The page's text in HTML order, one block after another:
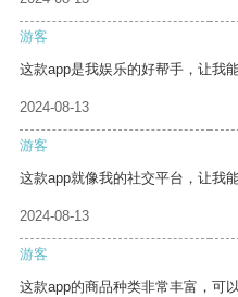
游客
这款app是我娱乐的好帮手，让我
2024-08-13
游客
这款app就像我的社交平台，让我
2024-08-13
游客
这款app的商品种类非常丰富，可